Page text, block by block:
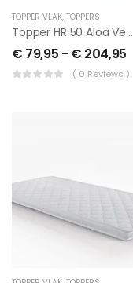
TOPPER VLAK, TOPPERS
Topper HR 50 Aloa Vera 6 Cm
€ 79,95 - € 204,95
( 0 Reviews )